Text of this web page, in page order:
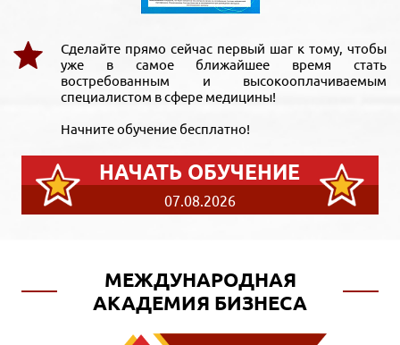
Сделайте прямо сейчас первый шаг к тому, чтобы
уже в самое ближайшее время стать
востребованным и высокооплачиваемым
специалистом в сфере медицины!
Начните обучение бесплатно!
НАЧАТЬ ОБУЧЕНИЕ
07.08.2026
МЕЖДУНАРОДНАЯ
АКАДЕМИЯ БИЗНЕСА